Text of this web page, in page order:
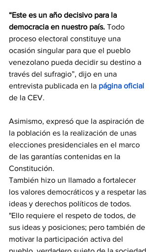
“Este es un año decisivo para la
democracia en nuestro país. Todo
proceso electoral constituye una
ocasión singular para que el pueblo
venezolano pueda decidir su destino a
través del sufragio”, dijo en una
entrevista publicada en la página oficial
de la CEV.
Asimismo, expresó que la aspiración de
la población es la realización de unas
elecciones presidenciales en el marco
de las garantías contenidas en la
Constitución.
También hizo un llamado a fortalecer
los valores democráticos y a respetar las
ideas y derechos políticos de todos.
"Ello requiere el respeto de todos, de
sus ideas y posiciones; pero también de
motivar la participación activa del